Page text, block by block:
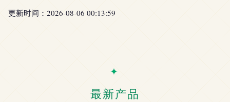
更新时间：2026-08-06 00:13:59
最新产品